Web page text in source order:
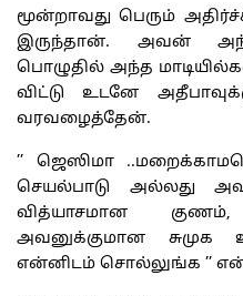
மூன்றாவது பெரும்
இருந்தான். அவன்
பொழுதில் அந்த
விட்டு உடனே
வரவழைத்தேன்.
’’ ஜெஸிமா
செயல்பாடு அல்லது
வித்யாசமான
அவனுக்குமான சுமுக
என்னிடம் சொல்லுங்க ’’